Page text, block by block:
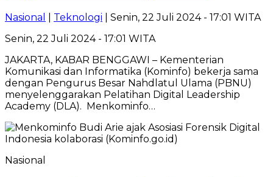
Nasional Teknologi | Senin, 22 Juli 2024 - 17:01 WITA
Senin, 22 Juli 2024 - 17:01 WITA
JAKARTA, KABAR BENGGAWI – Kementerian
Komunikasi dan Informatika (Kominfo) bekerja sama
dengan Pengurus Besar Nahdlatul Ulama (PBNU)
menyelenggarakan Pelatihan Digital Leadership
Academy (DLA). Menkominfo…
Nasional